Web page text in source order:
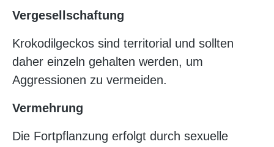
Vergesellschaftung
Krokodilgeckos sind territorial und sollten
daher einzeln gehalten werden, um
Aggressionen zu vermeiden.
Vermehrung
Die Fortpflanzung erfolgt durch sexuelle